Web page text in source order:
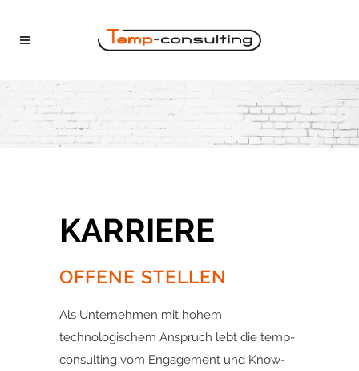
KARRIERE
OFFENE STELLEN
Als Unternehmen mit hohem
technologischem Anspruch lebt die temp-
consulting vom Engagement und Know-